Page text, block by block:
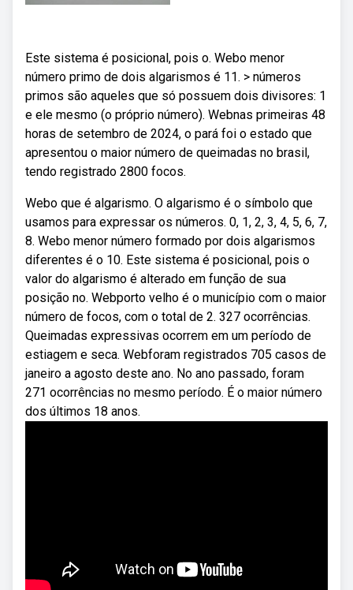
Este sistema é posicional, pois o. Webo menor
número primo de dois algarismos é 11. > números
primos são aqueles que só possuem dois divisores: 1
e ele mesmo (o próprio número). Webnas primeiras 48
horas de setembro de 2024, o pará foi o estado que
apresentou o maior número de queimadas no brasil,
tendo registrado 2800 focos.
Webo que é algarismo. O algarismo é o símbolo que
usamos para expressar os números. 0, 1, 2, 3, 4, 5, 6, 7,
8. Webo menor número formado por dois algarismos
diferentes é o 10. Este sistema é posicional, pois o
valor do algarismo é alterado em função de sua
posição no. Webporto velho é o município com o maior
número de focos, com o total de 2. 327 ocorrências.
Queimadas expressivas ocorrem em um período de
estiagem e seca. Webforam registrados 705 casos de
janeiro a agosto deste ano. No ano passado, foram
271 ocorrências no mesmo período. É o maior número
dos últimos 18 anos.